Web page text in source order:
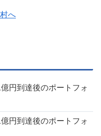
円到達後のポートフォ
円到達後のポートフォ